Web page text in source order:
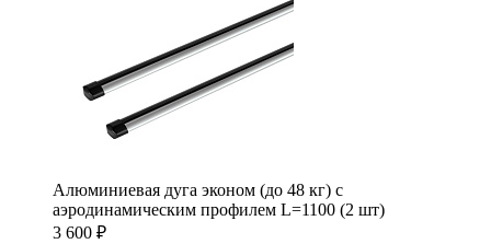
Алюминиевая дуга эконом (до 48 кг) с
аэродинамическим профилем L=1100 (2 шт)
3 600 ₽